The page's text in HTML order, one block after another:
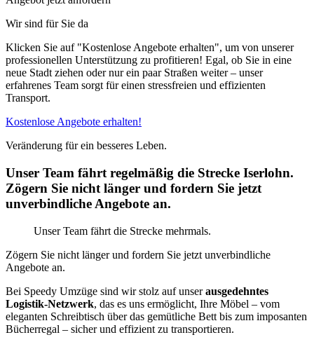
Wir sind für Sie da
Klicken Sie auf "Kostenlose Angebote erhalten", um von unserer
professionellen Unterstützung zu profitieren! Egal, ob Sie in eine
neue Stadt ziehen oder nur ein paar Straßen weiter – unser
erfahrenes Team sorgt für einen stressfreien und effizienten
Transport.
Kostenlose Angebote erhalten!
Veränderung für ein besseres Leben.
Unser Team fährt regelmäßig die Strecke Iserlohn.
Zögern Sie nicht länger und fordern Sie jetzt
unverbindliche Angebote an.
Unser Team fährt die Strecke mehrmals.
Zögern Sie nicht länger und fordern Sie jetzt unverbindliche
Angebote an.
Bei Speedy Umzüge sind wir stolz auf unserausgedehntes
Logistik-Netzwerk, das es uns ermöglicht, Ihre Möbel – vom
eleganten Schreibtisch über das gemütliche Bett bis zum imposanten
Bücherregal – sicher und effizient zu transportieren.